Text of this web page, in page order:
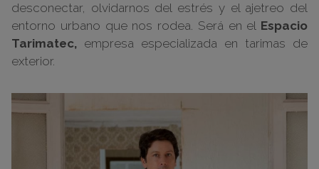
desconectar, olvidarnos del estrés y el ajetreo del
entorno urbano que nos rodea. Será en el Espacio
Tarimatec, empresa especializada en tarimas de
exterior.